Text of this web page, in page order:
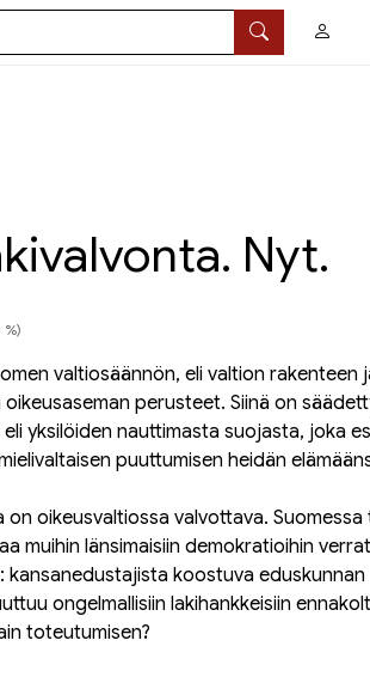
Hae
Nyt.
%)
valtiosäännön, eli valtion rakenteen
perusteet. Siinä on
yksilöiden nauttimasta suojasta, joka
puuttumisen heidän
oikeusvaltiossa valvottava. Suomessa
muihin länsimaisiin demokratioihin
kansanedustajista koostuva eduskunnan
ongelmallisiin lakihankkeisiin
toteutumisen?